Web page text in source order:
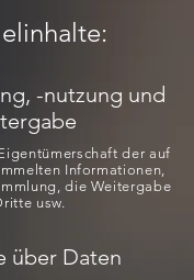
-nutzung und
der auf
Informationen,
die Weitergabe
usw.
über Daten